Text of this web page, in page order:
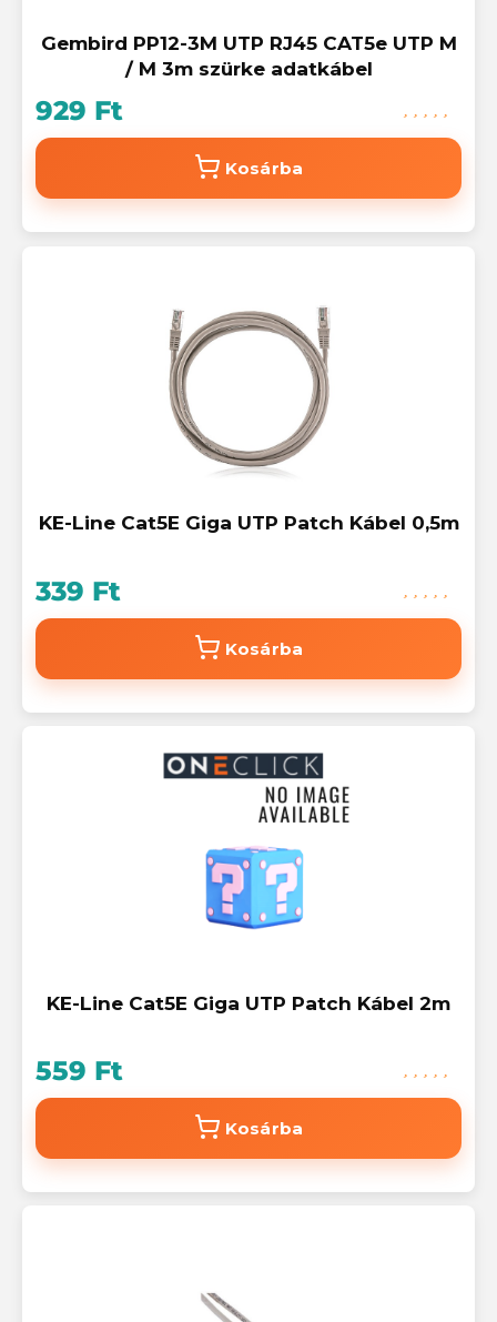
Gembird PP12-3M UTP RJ45 CAT5e UTP M
/ M 3m szürke adatkábel
929 Ft
Kosárba
KE-Line Cat5E Giga UTP Patch Kábel 0,5m
339 Ft
Kosárba
KE-Line Cat5E Giga UTP Patch Kábel 2m
559 Ft
Kosárba